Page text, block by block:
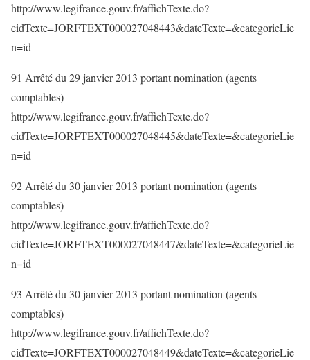
http://www.legifrance.gouv.fr/affichTexte.do?
cidTexte=JORFTEXT000027048443&dateTexte=&categorieLie
n=id
91 Arrêté du 29 janvier 2013 portant nomination (agents
comptables)
http://www.legifrance.gouv.fr/affichTexte.do?
cidTexte=JORFTEXT000027048445&dateTexte=&categorieLie
n=id
92 Arrêté du 30 janvier 2013 portant nomination (agents
comptables)
http://www.legifrance.gouv.fr/affichTexte.do?
cidTexte=JORFTEXT000027048447&dateTexte=&categorieLie
n=id
93 Arrêté du 30 janvier 2013 portant nomination (agents
comptables)
http://www.legifrance.gouv.fr/affichTexte.do?
cidTexte=JORFTEXT000027048449&dateTexte=&categorieLie